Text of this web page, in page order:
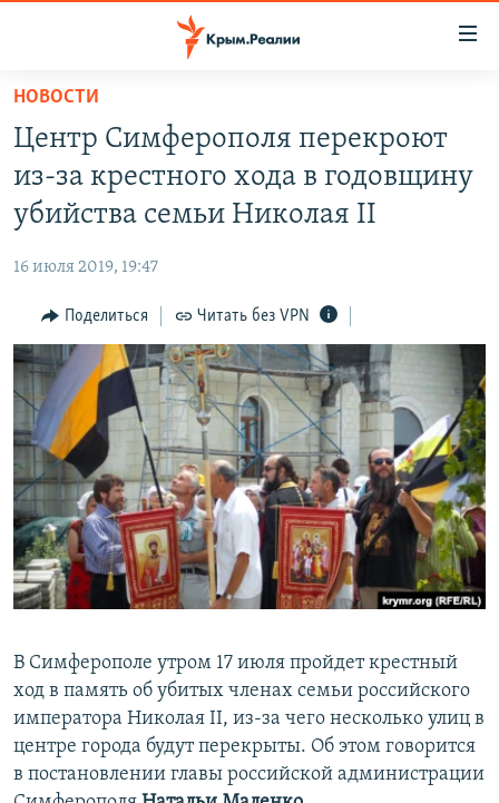
Вернуться
основному
содержанию
Вернутся
главной
Вернутся
поиску
СПЕЦПРОЕКТЫ
ГРУЗ 200
11 ЛЕТ ОККУПАЦИИ КРЫМА. 11 ИСТОРИЙ СОПРОТИВЛЕНИЯ
ВОДА
ЕЩЕ
ИНТЕРАКТИВ
ИНФОГРАФИКА
ТЕЛЕПРОЕКТ КРЫМ.РЕАЛИИ
СОВЕТЫ ПРАВОЗАЩИТНИКОВ
ПРОПАВШИЕ БЕЗ ВЕСТИ
ПОБЕДИТЕЛЕЙ НЕ СУДЯТ?
КРЫМ.НЕПОКОРЕННЫЙ
ELIFBE
РАДІО СВОБОДА
КАК ОБОЙТИ БЛОКИРОВКУ
Українською
Qırımtatar
ПРИСОЕДИНЯЙТЕСЬ!
Все сайты RFE/RL
НОВОСТИ
Центр Симферополя перекроют
из-за крестного хода в годовщину
убийства семьи Николая II
16 июля 2019, 19:47
Поделиться Читать без VPN
В Симферополе утром 17 июля пройдет крестный
ход в память об убитых членах семьи российского
императора Николая II, из-за чего несколько улиц в
центре города будут перекрыты. Об этом говорится
в постановлении главы российской администрации